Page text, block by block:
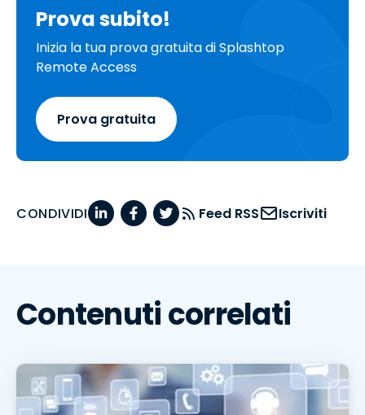
Prova subito!
Inizia la tua prova gratuita di Splashtop
Remote Access
Prova gratuita
CONDIVIDI Feed RSS Iscriviti
Contenuti correlati